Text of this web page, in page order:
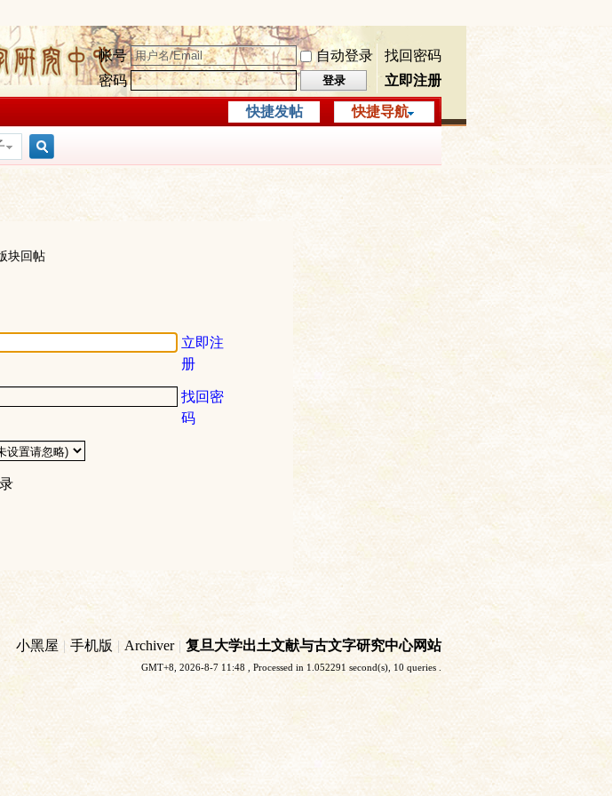
帐号 自动登录
找回密码
密码
登录 立即注册
快捷导航
快捷发帖
索
块回帖
立即注
册
找回密
码
小黑屋 | 手机版 | Archiver | 复旦大学出土文献与古文字研究中心网站
GMT+8, 2026-8-7 11:48 , Processed in 1.052291 second(s), 10 queries .